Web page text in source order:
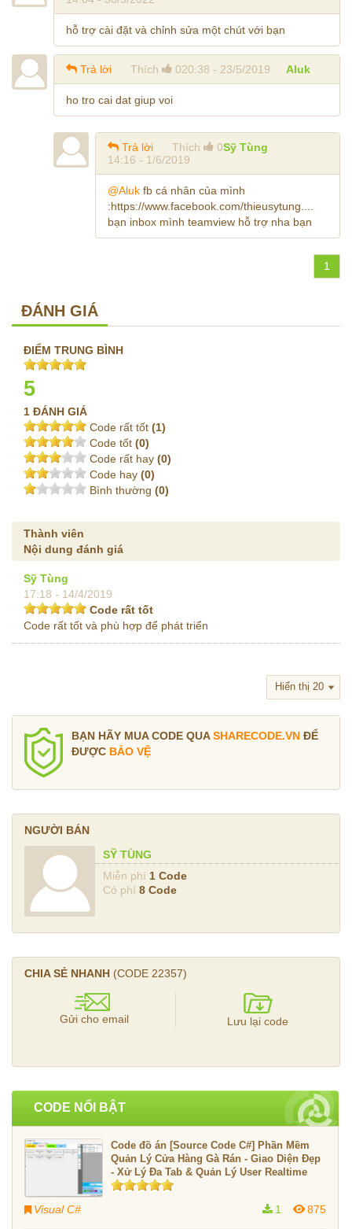
hỗ trợ cài đặt và chỉnh sửa một chút với bạn
Aluk
Trả lời Thích 020:38 - 23/5/2019
ho tro cai dat giup voi
Sỹ Tùng
Trả lời Thích
0
14:16 - 1/6/2019
@Aluk fb cá nhân của mình
:https://www.facebook.com/thieusytung....
bạn inbox mình teamview hỗ trợ nha bạn
1
ĐÁNH GIÁ
ĐIỂM TRUNG BÌNH
5
1 ĐÁNH GIÁ
Code rất tốt (1)
Code tốt (0)
Code rất hay (0)
Code hay (0)
Bình thường (0)
Thành viên
Nội dung đánh giá
Sỹ Tùng
17:18 - 14/4/2019
Code rất tốt
Code rất tốt và phù hợp để phát triển
BẠN HÃY MUA CODE QUASHARECODE.VN ĐỂ
ĐƯỢC BẢO VỆ
NGƯỜI BÁN
SỸ TÙNG
Miễn phí 1 Code
Có phí 8 Code
CHIA SẺ NHANH (CODE 22357)
Gửi cho email Lưu lại code
CODE NỔI BẬT
Code đồ án [Source Code C#] Phần Mềm
Quản Lý Cửa Hàng Gà Rán - Giao Diện Đẹp
- Xử Lý Đa Tab & Quản Lý User Realtime
Visual C# 875
1